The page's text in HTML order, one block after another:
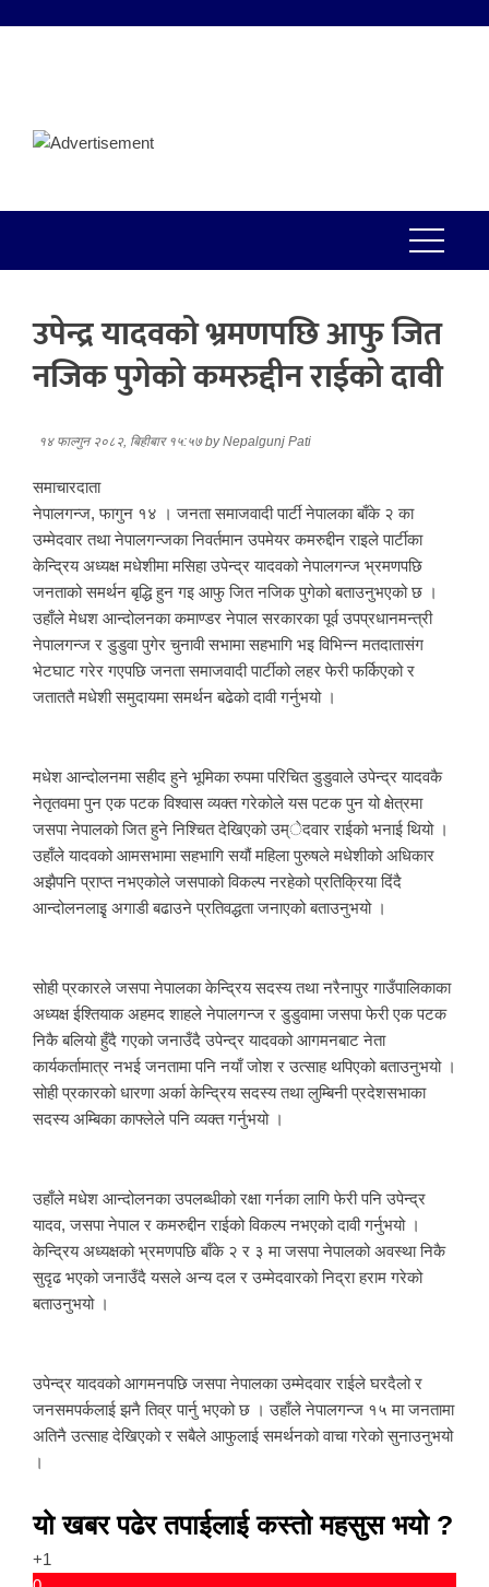
उपेन्द्र यादवको भ्रमणपछि आफु जित
नजिक पुगेको कमरुद्दीन राईको दावी
१४ फाल्गुन २०८२, बिहीबार १५:५७byNepalgunj Pati
समाचारदाता
नेपालगन्ज, फागुन १४ । जनता समाजवादी पार्टी नेपालका बाँके २ का
उम्मेदवार तथा नेपालगन्जका निवर्तमान उपमेयर कमरुद्दीन राइले पार्टीका
केन्द्रिय अध्यक्ष मधेशीमा मसिहा उपेन्द्र यादवको नेपालगन्ज भ्रमणपछि
जनताको समर्थन बृद्धि हुन गइ आफु जित नजिक पुगेको बताउनुभएको छ ।
उहाँले मेधश आन्दोलनका कमाण्डर नेपाल सरकारका पूर्व उपप्रधानमन्त्री
नेपालगन्ज र डुडुवा पुगेर चुनावी सभामा सहभागि भइ विभिन्न मतदातासंग
भेटघाट गरेर गएपछि जनता समाजवादी पार्टीको लहर फेरी फर्किएको र
जताततै मधेशी समुदायमा समर्थन बढेको दावी गर्नुभयो ।
मधेश आन्दोलनमा सहीद हुने भूमिका रुपमा परिचित डुडुवाले उपेन्द्र यादवकै
नेतृतवमा पुन एक पटक विश्वास व्यक्त गरेकोले यस पटक पुन यो क्षेत्रमा
जसपा नेपालको जित हुने निश्चित देखिएको उम्ेदवार राईको भनाई थियो ।
उहाँले यादवको आमसभामा सहभागि सयौं महिला पुरुषले मधेशीको अधिकार
अझैपनि प्राप्त नभएकोले जसपाको विकल्प नरहेको प्रतिक्रिया दिंदै
आन्दोलनलाइृ अगाडी बढाउने प्रतिवद्धता जनाएको बताउनुभयो ।
सोही प्रकारले जसपा नेपालका केन्द्रिय सदस्य तथा नरैनापुर गाउँपालिकाका
अध्यक्ष ईश्तियाक अहमद शाहले नेपालगन्ज र डुडुवामा जसपा फेरी एक पटक
निकै बलियो हुँदै गएको जनाउँदै उपेन्द्र यादवको आगमनबाट नेता
कार्यकर्तामात्र नभई जनतामा पनि नयाँ जोश र उत्साह थपिएको बताउनुभयो ।
सोही प्रकारको धारणा अर्का केन्द्रिय सदस्य तथा लुम्बिनी प्रदेशसभाका
सदस्य अम्बिका काफ्लेले पनि व्यक्त गर्नुभयो ।
उहाँले मधेश आन्दोलनका उपलब्धीको रक्षा गर्नका लागि फेरी पनि उपेन्द्र
यादव, जसपा नेपाल र कमरुद्दीन राईको विकल्प नभएको दावी गर्नुभयो ।
केन्द्रिय अध्यक्षको भ्रमणपछि बाँके २ र ३ मा जसपा नेपालको अवस्था निकै
सुदृढ भएको जनाउँदै यसले अन्य दल र उम्मेदवारको निद्रा हराम गरेको
बताउनुभयो ।
उपेन्द्र यादवको आगमनपछि जसपा नेपालका उम्मेदवार राईले घरदैलो र
जनसमपर्कलाई झनै तिव्र पार्नु भएको छ । उहाँले नेपालगन्ज १५ मा जनतामा
अतिनै उत्साह देखिएको र सबैले आफुलाई समर्थनको वाचा गरेको सुनाउनुभयो
।
यो खबर पढेर तपाईलाई कस्तो महसुस भयो ?
+1